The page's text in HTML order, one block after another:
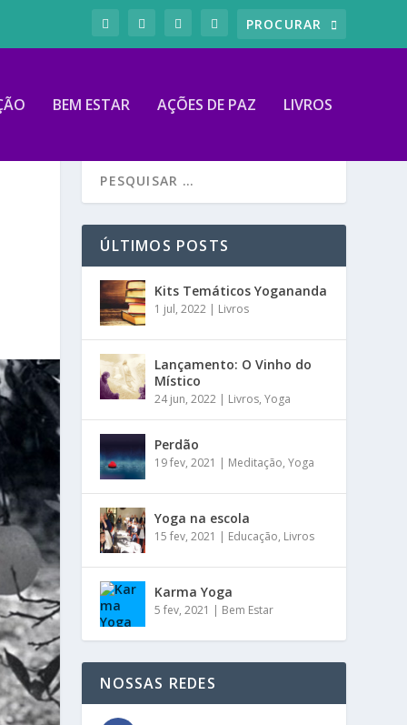
BEM ESTAR AÇÕES DE PAZ LIVROS
ÚLTIMOS POSTS
Kits Temáticos Yogananda
1 jul, 2022 | Livros
Lançamento: O Vinho do
Místico
24 jun, 2022 | Livros,Yoga
Perdão
19 fev, 2021 | Meditação,Yoga
Yoga na escola
15 fev, 2021 | Educação, Livros
Karma Yoga
5 fev, 2021 | Bem Estar
NOSSAS REDES